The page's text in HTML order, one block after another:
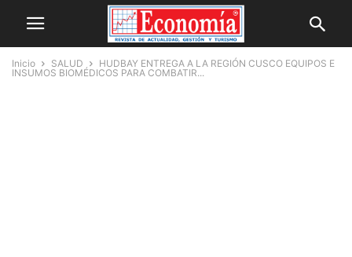
Inicio SALUD
HUDBAY ENTREGA A LA REGIÓN CUSCO EQUIPOS E
INSUMOS BIOMÉDICOS PARA COMBATIR...